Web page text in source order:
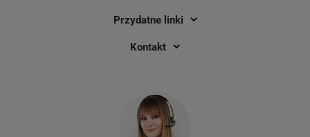
18489 19 mm x 3,5 m / do drukarek
Przydatne linki
Kontakt